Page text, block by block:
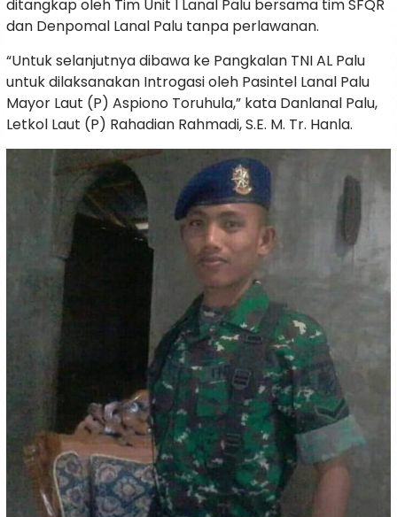
ditangkap oleh Tim Unit I Lanal Palu bersama tim SFQR
dan Denpomal Lanal Palu tanpa perlawanan.
“Untuk selanjutnya dibawa ke Pangkalan TNI AL Palu
untuk dilaksanakan Introgasi oleh Pasintel Lanal Palu
Mayor Laut (P) Aspiono Toruhula,” kata Danlanal Palu,
Letkol Laut (P) Rahadian Rahmadi, S.E. M. Tr. Hanla.